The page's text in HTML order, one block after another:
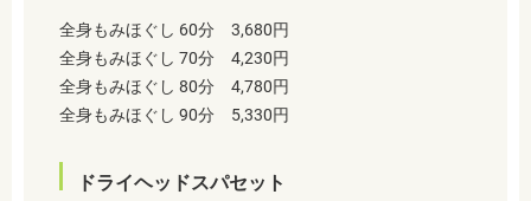
全身もみほぐし 60分 3,680円
全身もみほぐし 70分 4,230円
全身もみほぐし 80分 4,780円
全身もみほぐし 90分 5,330円
ドライヘッドスパセット